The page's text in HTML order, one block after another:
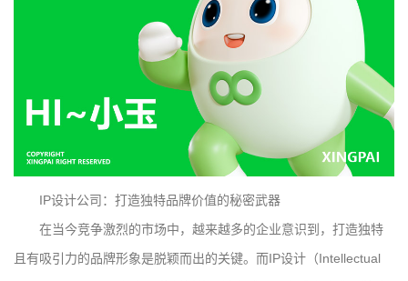
IP设计公司：打造独特品牌价值的秘密武器
在当今竞争激烈的市场中，越来越多的企业意识到，打造独特
且有吸引力的品牌形象是脱颖而出的关键。而IP设计（Intellectual